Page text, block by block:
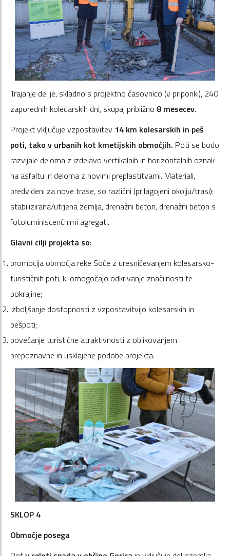
Trajanje del je, skladno s projektno časovnico (v priponki), 240
zaporednih koledarskih dni, skupaj približno 8 mesecev.
Projekt vključuje vzpostavitev 14 km kolesarskih in peš
poti, tako v urbanih kot kmetijskih območjih. Poti se bodo
razvijale deloma z izdelavo vertikalnih in horizontalnih oznak
na asfaltu in deloma z novimi preplastitvami. Materiali,
predvideni za nove trase, so različni (prilagojeni okolju/trasi):
stabilizirana/utrjena zemlja, drenažni beton, drenažni beton s
fotoluminiscenčnimi agregati.
Glavni cilji projekta so:
promocija območja reke Soče z uresničevanjem kolesarsko-
turističnih poti, ki omogočajo odkrivanje značilnosti te
pokrajine;
izboljšanje dostopnosti z vzpostavitvijo kolesarskih in
pešpoti;
povečanje turistične atraktivnosti z oblikovanjem
prepoznavne in usklajene podobe projekta.
SKLOP 4
Območje posega